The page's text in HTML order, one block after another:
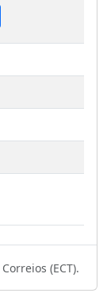
(ECT).